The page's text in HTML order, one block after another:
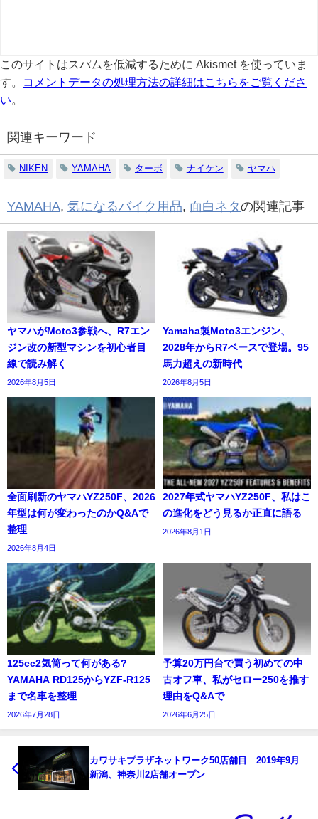
このサイトはスパムを低減するために Akismet を使っていま
す。
コメントデータの処理方法の詳細はこちらをご覧くださ
い。
関連キーワード
NIKEN YAMAHA ターボ ナイケン ヤマハ
YAMAHA, 気になるバイク用品, 面白ネタの関連記事
ヤマハがMoto3参戦へ、R7エン
ジン改の新型マシンを初心者目
線で読み解く
2026年8月5日
Yamaha製Moto3エンジン、
2028年からR7ベースで登場。95
馬力超えの新時代
2026年8月5日
全面刷新のヤマハYZ250F、2026
年型は何が変わったのかQ&Aで
整理
2026年8月4日
2027年式ヤマハYZ250F、私はこ
の進化をどう見るか正直に語る
2026年8月1日
125cc2気筒って何がある?
YAMAHA RD125からYZF-R125
まで名車を整理
2026年7月28日
予算20万円台で買う初めての中
古オフ車、私がセロー250を推す
理由をQ&Aで
2026年6月25日
カワサキプラザネットワーク50店舗目 2019年9月
新潟、神奈川2店舗オープン